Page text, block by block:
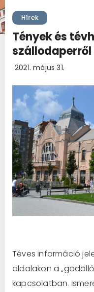
Hírek
Tények és
szállodaperről
2021. május 31.
Téves információ
oldalakon a
kapcsolatban.